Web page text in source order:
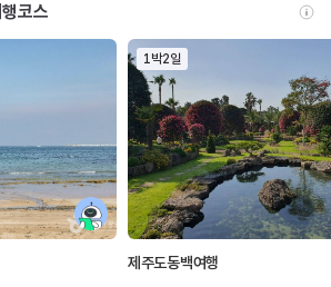
코스
1박2일
제주도동백여행